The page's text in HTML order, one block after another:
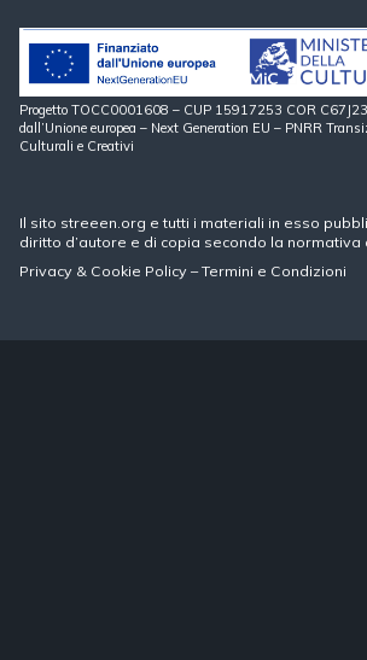
Progetto TOCC0001608 – CUP 15917253 COR
dall’Unione europea – Next Generation EU – PNRR
Culturali e Creativi
Il sito streeen.org e tutti i materiali in esso
diritto d’autore e di copia secondo la
Privacy & Cookie Policy –Termini e Condizioni